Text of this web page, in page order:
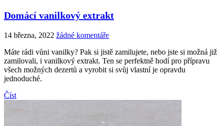
Domácí vanilkový extrakt
14 března, 2022 žádné komentáře
Máte rádi vůni vanilky? Pak si jistě zamilujete, nebo jste si možná již
zamilovali, i vanilkový extrakt. Ten se perfektně hodí pro přípravu
všech možných dezertů a vyrobit si svůj vlastní je opravdu
jednoduché.
Číst